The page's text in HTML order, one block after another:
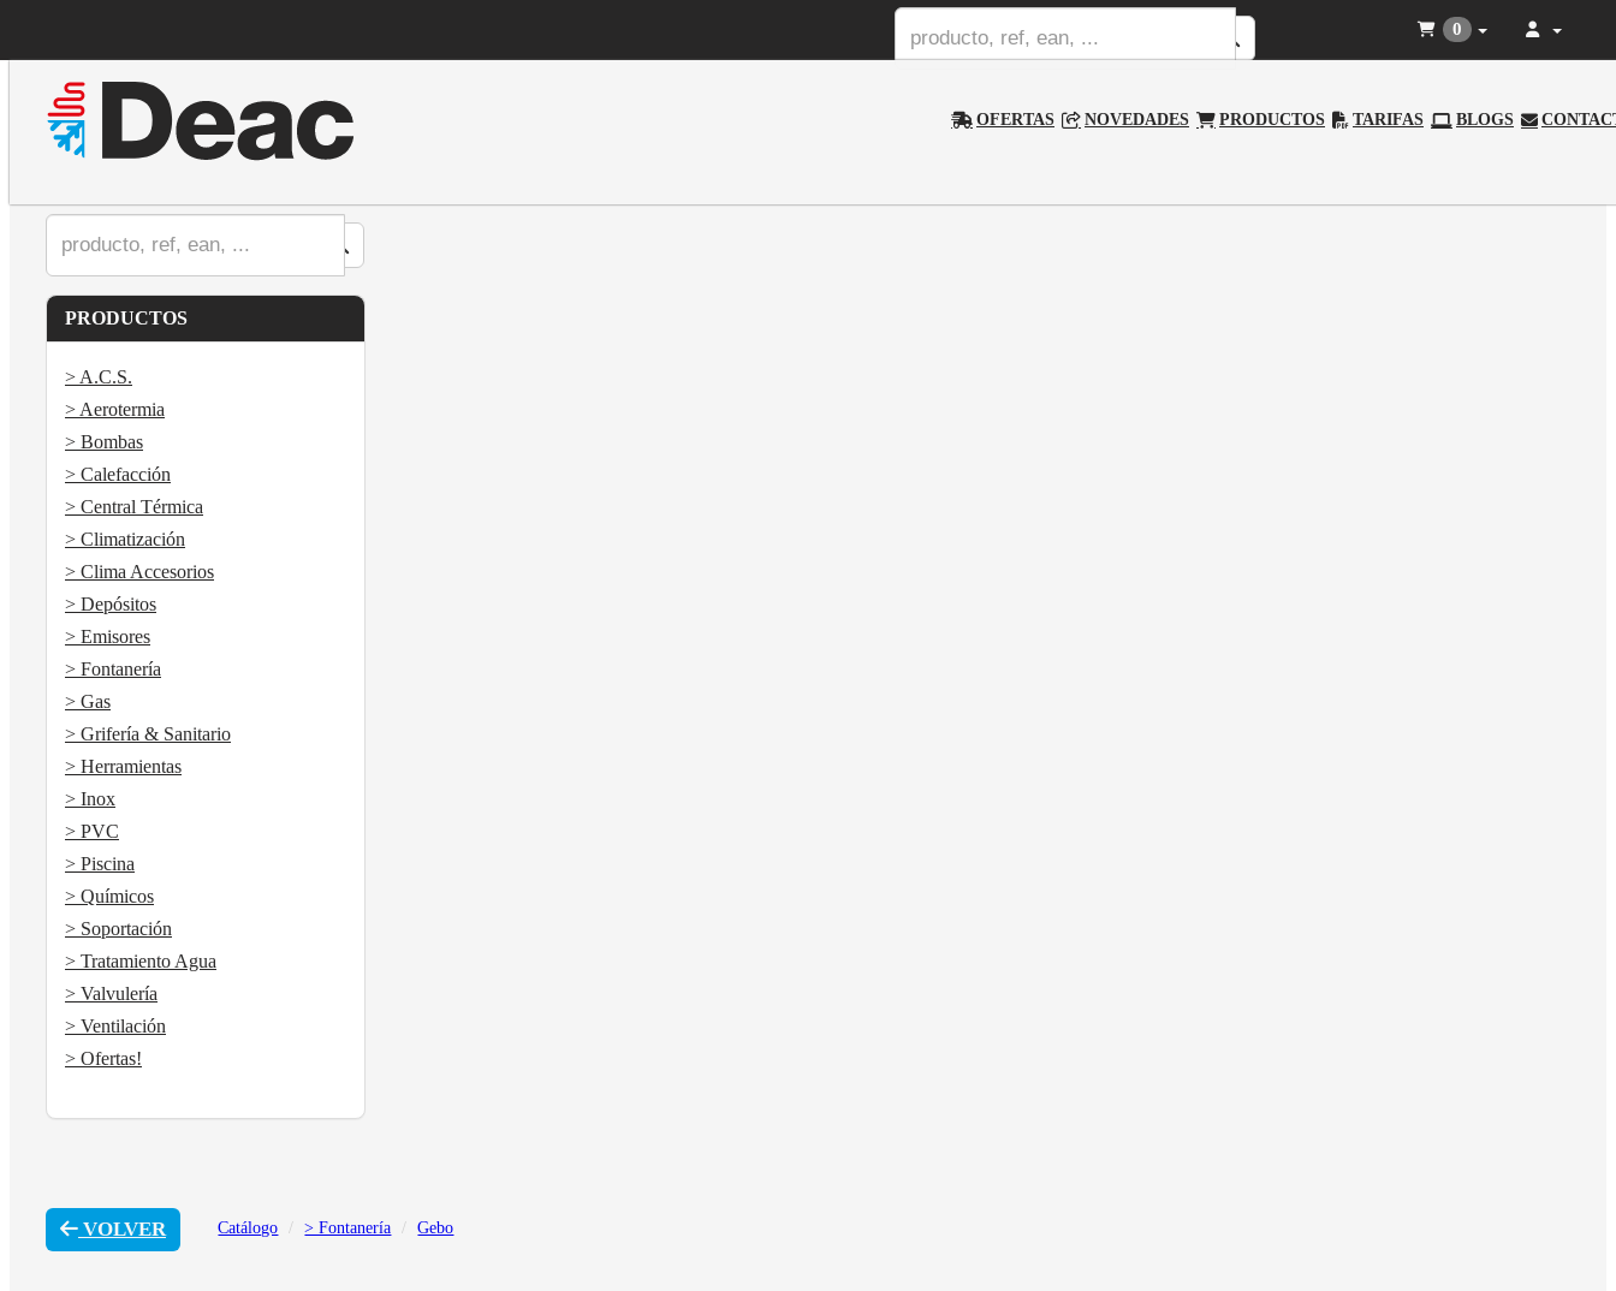
OFERTAS NOVEDADES PRODUCTOS TARIFAS BLOGS
0
PRODUCTOS
> A.C.S.
> Aerotermia
> Bombas
> Calefacción
> Central Térmica
> Climatización
> Clima Accesorios
> Depósitos
> Emisores
> Fontanería
> Gas
> Grifería & Sanitario
> Herramientas
> Inox
> PVC
> Piscina
> Químicos
> Soportación
> Tratamiento Agua
> Valvulería
> Ventilación
> Ofertas!
Catálogo > Fontanería Gebo
VOLVER